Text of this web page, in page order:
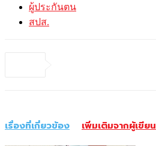
ผู้ประกันตน
สปส.
เรื่องที่เกี่ยวข้อง เพิ่มเติมจากผู้เขียน